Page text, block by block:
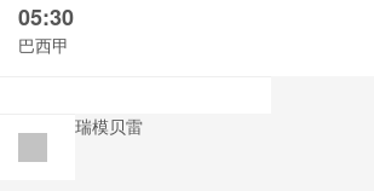
05:30
巴西甲
瑞模贝雷